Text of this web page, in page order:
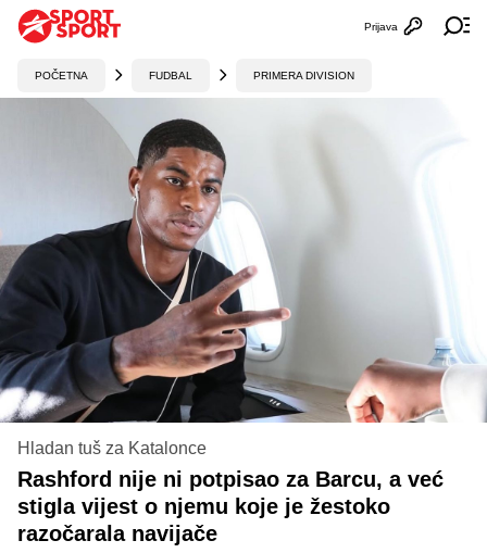
Otvori
Prijava
POČETNA FUDBAL PRIMERA DIVISION
Hladan tuš za Katalonce
Rashford nije ni potpisao za Barcu, a već
stigla vijest o njemu koje je žestoko
razočarala navijače